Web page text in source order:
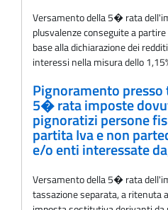
Versamento della 5� rata
plusvalenze conseguite a
base alla dichiarazione dei
interessi nella misura dello
Pignoramento
5� rata imposte
pignoratizi persone
partita Iva e non
e/o enti interessate
Versamento della 5� rata
tassazione separata, a ritenuta